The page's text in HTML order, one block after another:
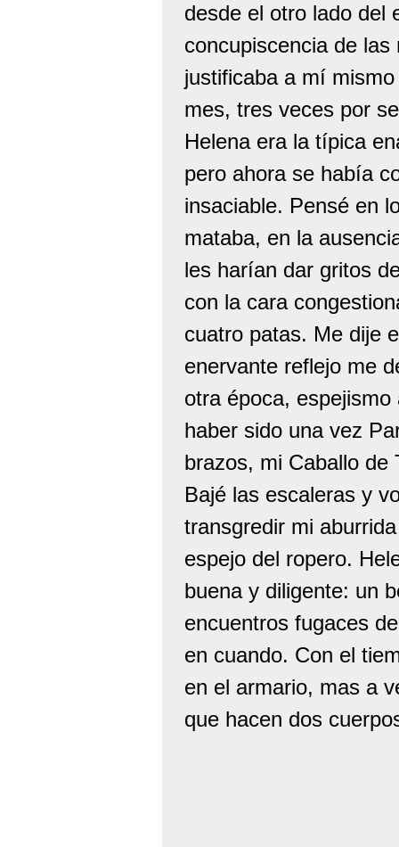
desde el otro lado del
concupiscencia de
justificaba a mí
mes, tres veces por
Helena era la típica
pero ahora se había
insaciable. Pensé en
mataba, en la
les harían dar gritos
con la cara
cuatro patas. Me dije
enervante reflejo me
otra época,
haber sido una vez
brazos, mi Caballo de
Bajé las escaleras y
transgredir mi
espejo del ropero.
buena y diligente: un
encuentros fugaces
en cuando. Con el
en el armario, mas a
que hacen dos